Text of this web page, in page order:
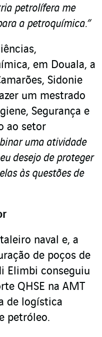
petrolífera me
a petroquímica.”
em Douala, a
Sidonie
um mestrado
Segurança e
ao setor
uma atividade
desejo de proteger
às questões de
naval e, a
de poços de
Elimbi conseguiu
QHSE na AMT
de logística
petróleo.